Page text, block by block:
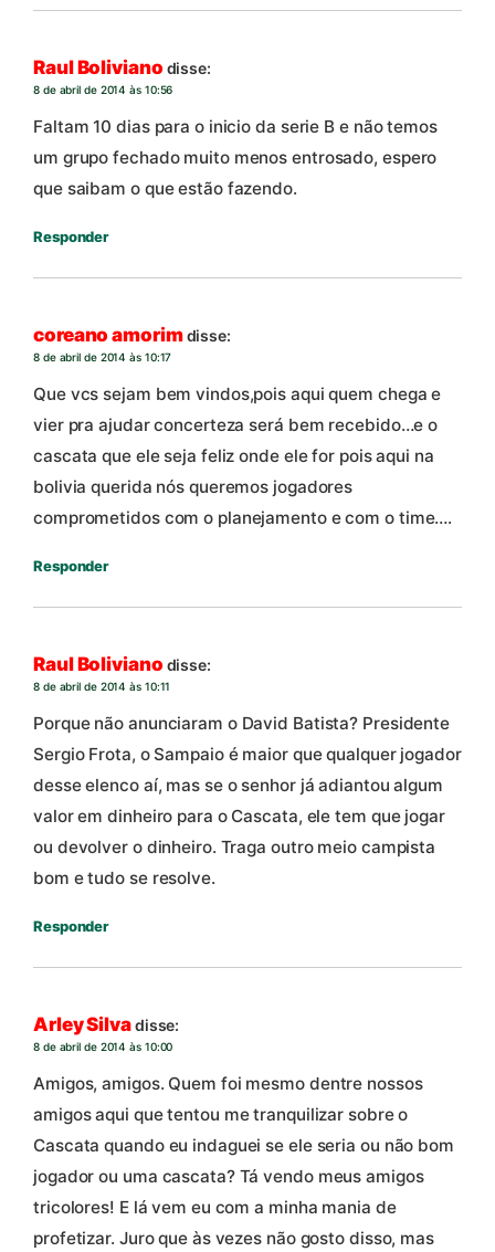
Raul Boliviano disse:
8 de abril de 2014 às 10:56
Faltam 10 dias para o inicio da serie B e não temos
um grupo fechado muito menos entrosado, espero
que saibam o que estão fazendo.
Responder
coreano amorimdisse:
8 de abril de 2014 às 10:17
Que vcs sejam bem vindos,pois aqui quem chega e
vier pra ajudar concerteza será bem recebido…e o
cascata que ele seja feliz onde ele for pois aqui na
bolivia querida nós queremos jogadores
comprometidos com o planejamento e com o time….
Responder
Raul Boliviano disse:
8 de abril de 2014 às 10:11
Porque não anunciaram o David Batista? Presidente
Sergio Frota, o Sampaio é maior que qualquer jogador
desse elenco aí, mas se o senhor já adiantou algum
valor em dinheiro para o Cascata, ele tem que jogar
ou devolver o dinheiro. Traga outro meio campista
bom e tudo se resolve.
Responder
Arley Silvadisse:
8 de abril de 2014 às 10:00
Amigos, amigos. Quem foi mesmo dentre nossos
amigos aqui que tentou me tranquilizar sobre o
Cascata quando eu indaguei se ele seria ou não bom
jogador ou uma cascata? Tá vendo meus amigos
tricolores! E lá vem eu com a minha mania de
profetizar. Juro que às vezes não gosto disso, mas